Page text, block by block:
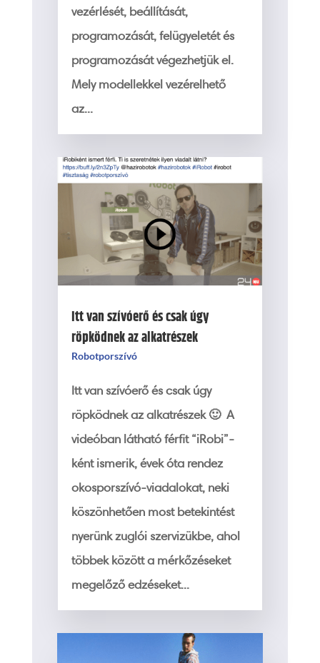
vezérlését, beállítását,
programozását, felügyeletét és
programozását végezhetjük el.
Mely modellekkel vezérelhető
az...
Itt van szívóerő és csak úgy
röpködnek az alkatrészek
Robotporszívó
Itt van szívóerő és csak úgy
röpködnek az alkatrészek 🙂 A
videóban látható férfit “iRobi”-
ként ismerik, évek óta rendez
okosporszívó-viadalokat, neki
köszönhetően most betekintést
nyerünk zuglói szervizükbe, ahol
többek között a mérkőzéseket
megelőző edzéseket...